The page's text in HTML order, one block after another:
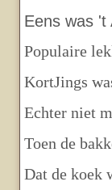
Eens was 't
Populaire
KortJings
Echter niet
Toen de
Dat de koek